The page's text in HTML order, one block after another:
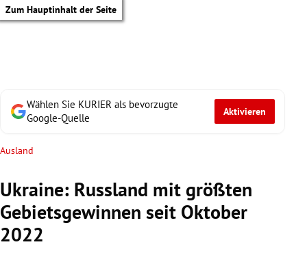
Zum Hauptinhalt der Seite
Wählen Sie KURIER als bevorzugte
Google-Quelle
Aktivieren
Ausland
Ukraine: Russland mit größten
Gebietsgewinnen seit Oktober
2022